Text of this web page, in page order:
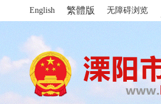
English 繁體版 无障碍浏览